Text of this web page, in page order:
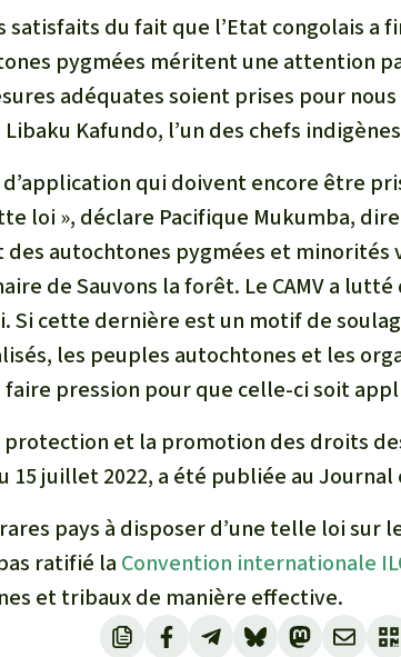
satisfaits du fait que l’Etat congolais a
pygmées méritent une attention
adéquates soient prises pour
Kafundo, l’un des chefs
d’application qui doivent encore être
loi », déclare Pacifique Mukumba,
des autochtones pygmées et minorités
de Sauvons la forêt. Le CAMV a
Si cette dernière est un motif de
les peuples autochtones et les
pression pour que celle-ci soit
et la promotion des droits
15 juillet 2022, a été publiée au
rares pays à disposer d’une telle loi
ratifié la Convention internationale
et tribaux de manière effective.